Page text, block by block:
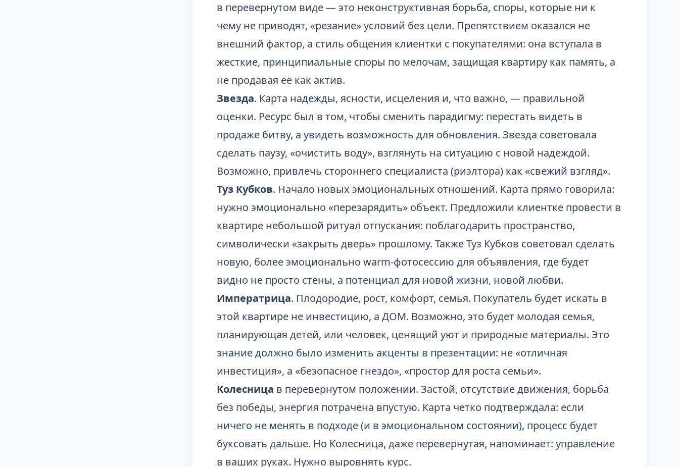
в перевернутом виде — это неконструктивная борьба, споры, которые ни к
чему не приводят, «резание» условий без цели. Препятствием оказался не
внешний фактор, а стиль общения клиентки с покупателями: она вступала в
жесткие, принципиальные споры по мелочам, защищая квартиру как память, а
не продавая её как актив.
Звезда. Карта надежды, ясности, исцеления и, что важно, — правильной
оценки. Ресурс был в том, чтобы сменить парадигму: перестать видеть в
продаже битву, а увидеть возможность для обновления. Звезда советовала
сделать паузу, «очистить воду», взглянуть на ситуацию с новой надеждой.
Возможно, привлечь стороннего специалиста (риэлтора) как «свежий взгляд».
Туз Кубков. Начало новых эмоциональных отношений. Карта прямо говорила:
нужно эмоционально «перезарядить» объект. Предложили клиентке провести в
квартире небольшой ритуал отпускания: поблагодарить пространство,
символически «закрыть дверь» прошлому. Также Туз Кубков советовал сделать
новую, более эмоционально warm-фотосессию для объявления, где будет
видно не просто стены, а потенциал для новой жизни, новой любви.
Императрица. Плодородие, рост, комфорт, семья. Покупатель будет искать в
этой квартире не инвестицию, а ДОМ. Возможно, это будет молодая семья,
планирующая детей, или человек, ценящий уют и природные материалы. Это
знание должно было изменить акценты в презентации: не «отличная
инвестиция», а «безопасное гнездо», «простор для роста семьи».
Колесница в перевернутом положении. Застой, отсутствие движения, борьба
без победы, энергия потрачена впустую. Карта четко подтверждала: если
ничего не менять в подходе (и в эмоциональном состоянии), процесс будет
буксовать дальше. Но Колесница, даже перевернутая, напоминает: управление
в ваших руках. Нужно выровнять курс.